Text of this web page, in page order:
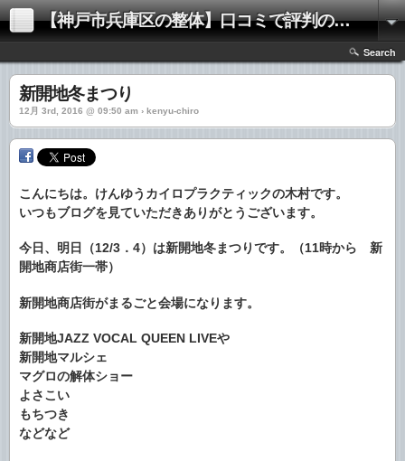
【神戸市兵庫区の整体】口コミで評判の「きむらけんゆう整体院」
Search
新開地冬まつり
12月 3rd, 2016 @ 09:50 am › kenyu-chiro
こんにちは。けんゆうカイロプラクティックの木村です。
いつもブログを見ていただきありがとうございます。
今日、明日（12/3．4）は新開地冬まつりです。（11時から 新
開地商店街一帯）
新開地商店街がまるごと会場になります。
新開地JAZZ VOCAL QUEEN LIVEや
新開地マルシェ
マグロの解体ショー
よさこい
もちつき
などなど